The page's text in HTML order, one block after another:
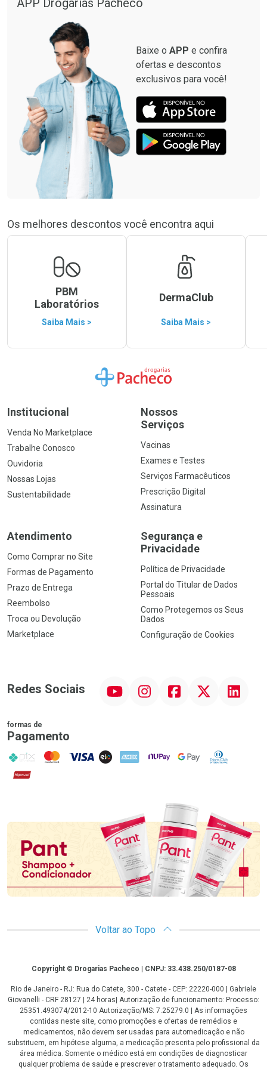
APP Drogarias Pacheco
Baixe o APP e confira
ofertas e descontos
exclusivos para você!
Os melhores descontos você encontra aqui
PBM
Laboratórios
Saiba Mais >
DermaClub
Saiba Mais >
Ir para a Home
Institucional
Venda No Marketplace
Trabalhe Conosco
Ouvidoria
Nossas Lojas
Sustentabilidade
Nossos
Serviços
Vacinas
Exames e Testes
Serviços Farmacêuticos
Prescrição Digital
Assinatura
Atendimento
Como Comprar no Site
Formas de Pagamento
Prazo de Entrega
Reembolso
Troca ou Devolução
Marketplace
Segurança e
Privacidade
Política de Privacidade
Portal do Titular de Dados
Pessoais
Como Protegemos os Seus
Dados
Configuração de Cookies
Redes Sociais InstagramFacebookTwitter Linkedin
formas de
Pagamento
PIX MasterCard
VISA ELO AMEX NuPay Google PayDiners Club
Hipercard
Promoção em Destaque
Voltar ao Topo
CopyrightCopyright © Drogarias Pacheco | CNPJ: 33.438.250/0187-08
Rio de Janeiro - RJ: Rua do Catete, 300 - Catete - CEP: 22220-000 | Gabriele
Giovanelli - CRF 28127 | 24 horas| Autorização de funcionamento: Processo:
25351.493074/2012-10 Autorização/MS: 7.25279.0 | As informações
contidas neste site, como promoções e ofertas de remédios e
medicamentos, não devem ser usadas para automedicação e não
substituem, em hipótese alguma, a medicação prescrita pelo profissional da
área médica. Somente o médico está em condições de diagnosticar
qualquer problema de saúde e prescrever o tratamento adequado. Os